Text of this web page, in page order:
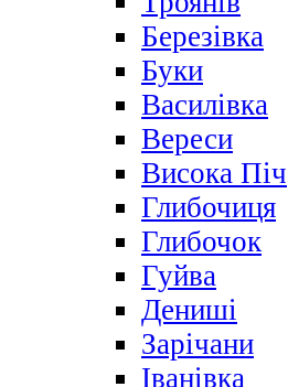
Березівка
Буки
Василівка
Вереси
Висока Піч
Глибочиця
Глибочок
Гуйва
Дениші
Зарічани
Іванівка